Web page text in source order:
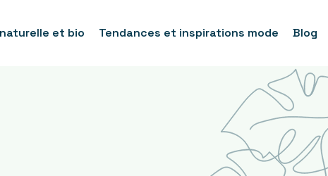
et bio Tendances et inspirations mode Blog